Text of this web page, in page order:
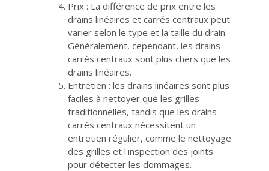
Prix : La différence de prix entre les
drains linéaires et carrés centraux peut
varier selon le type et la taille du drain.
Généralement, cependant, les drains
carrés centraux sont plus chers que les
drains linéaires.
Entretien : les drains linéaires sont plus
faciles à nettoyer que les grilles
traditionnelles, tandis que les drains
carrés centraux nécessitent un
entretien régulier, comme le nettoyage
des grilles et l'inspection des joints
pour détecter les dommages.